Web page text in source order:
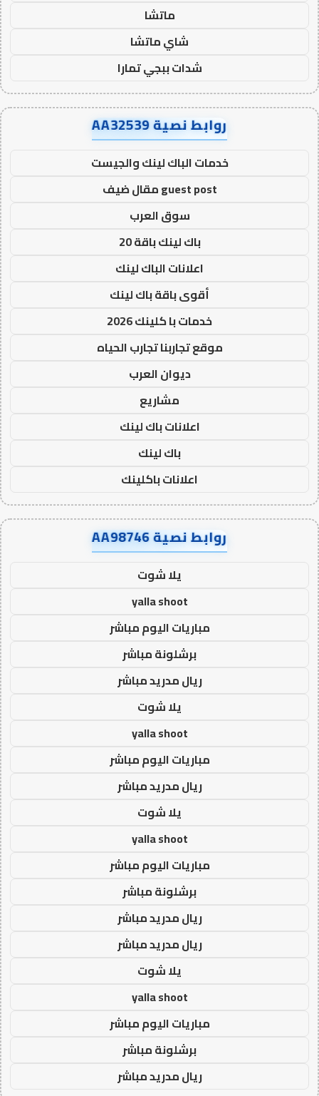
ماتشا
شاي ماتشا
شدات ببجي تمارا
روابط نصية AA32539
خدمات الباك لينك والجيست
guest post مقال ضيف
سوق العرب
باك لينك باقة 20
اعلانات الباك لينك
أقوى باقة باك لينك
خدمات با كلينك 2026
موقع تجاربنا تجارب الحياه
ديوان العرب
مشاريع
اعلانات باك لينك
باك لينك
اعلانات باكلينك
روابط نصية AA98746
يلا شوت
yalla shoot
مباريات اليوم مباشر
برشلونة مباشر
ريال مدريد مباشر
يلا شوت
yalla shoot
مباريات اليوم مباشر
ريال مدريد مباشر
يلا شوت
yalla shoot
مباريات اليوم مباشر
برشلونة مباشر
ريال مدريد مباشر
ريال مدريد مباشر
يلا شوت
yalla shoot
مباريات اليوم مباشر
برشلونة مباشر
ريال مدريد مباشر